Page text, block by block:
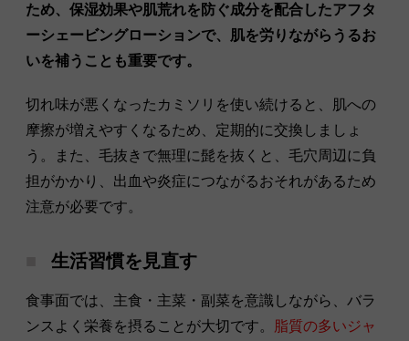
ため、保湿効果や肌荒れを防ぐ成分を配合したアフタ
ーシェービングローションで、肌を労りながらうるお
いを補うことも重要です。
切れ味が悪くなったカミソリを使い続けると、肌への
摩擦が増えやすくなるため、定期的に交換しましょ
う。また、毛抜きで無理に髭を抜くと、毛穴周辺に負
担がかかり、出血や炎症につながるおそれがあるため
注意が必要です。
生活習慣を見直す
食事面では、主食・主菜・副菜を意識しながら、バラ
ンスよく栄養を摂ることが大切です。
脂質の多いジャ